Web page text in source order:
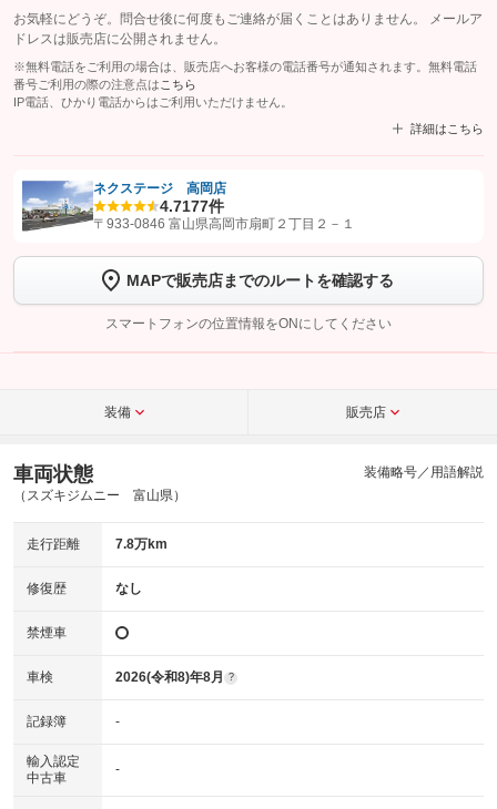
お気軽にどうぞ。問合せ後に何度もご連絡が届くことはありません。 メールア
ドレスは販売店に公開されません。
※無料電話をご利用の場合は、販売店へお客様の電話番号が通知されます。無料電話
番号ご利用の際の注意点は こちら
IP電話、ひかり電話からはご利用いただけません。
詳細はこちら
【STEP1】認証画面でグーネットを友だち追加してから「許可する」ボタンを押
トーク画面で
ボタンをタップして問い合わせを
完了してください。
こちら
ネクステージ 高岡店
4.7177件
〒933-0846 富山県高岡市扇町２丁目２－１
MAPで販売店までのルートを確認する
スマートフォンの位置情報をONにしてください
装備 販売店
車両状態
（スズキジムニー 富山県）
装備略号／用語解説
走行距離 7.8万km
修復歴 なし
禁煙車
車検 2026(令和8)年8月 ?
記録簿 -
輸入認定
中古車
-